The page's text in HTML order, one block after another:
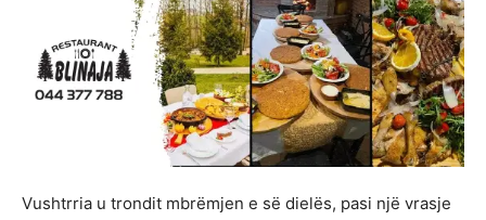
Vushtrria u trondit mbrëmjen e së dielës, pasi një vrasje